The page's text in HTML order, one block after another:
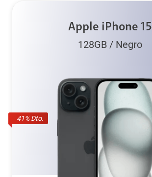
41% Dto.
Apple iPhone 15
128GB/ Negro